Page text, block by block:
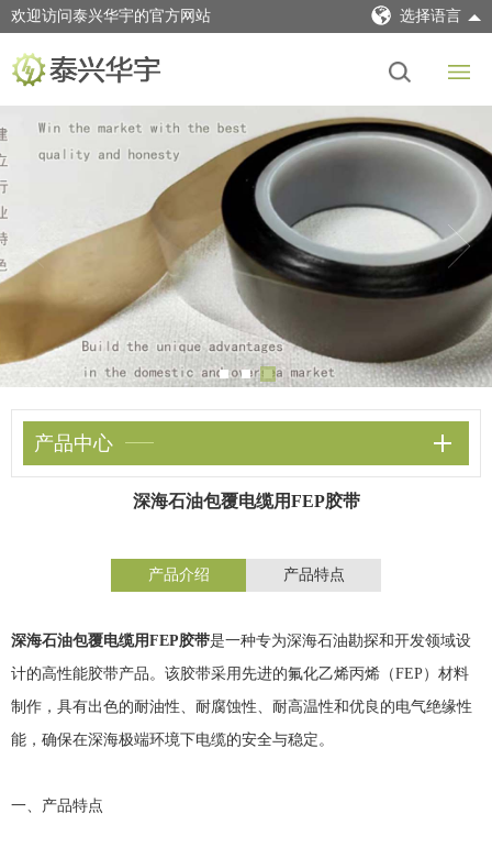
欢迎访问泰兴华宇的官方网站 选择语言
产品中心
深海石油包覆电缆用FEP胶带
产品介绍 产品特点
深海石油包覆电缆用FEP胶带是一种专为深海石油勘探和开发领域设
计的高性能胶带产品。该胶带采用先进的氟化乙烯丙烯（FEP）材料
制作，具有出色的耐油性、耐腐蚀性、耐高温性和优良的电气绝缘性
能，确保在深海极端环境下电缆的安全与稳定。
一、产品特点